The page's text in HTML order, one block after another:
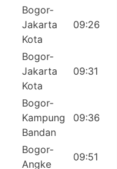
Bogor-
Jakarta
Kota
09:26
Bogor-
Jakarta
Kota
09:31
Bogor-
Kampung
Bandan
09:36
Bogor-
Angke
09:51